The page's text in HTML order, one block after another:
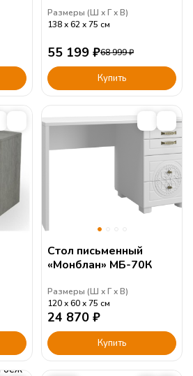
Размеры (Ш Г В)
138
62 75 см
55 199 ₽68 999₽
Купить
Стол письменный
«Монблан» МБ-70К
Размеры (Ш Г В)
120
60 75 см
24 870 ₽
Купить